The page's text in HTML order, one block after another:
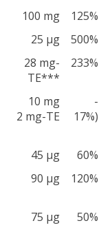
100 mg
125%
25 μg
500%
28 mg-
TE***
233%
10 mg
2 mg-TE
-
17%)
45 μg
60%
90 μg 120%
75 μg
50%